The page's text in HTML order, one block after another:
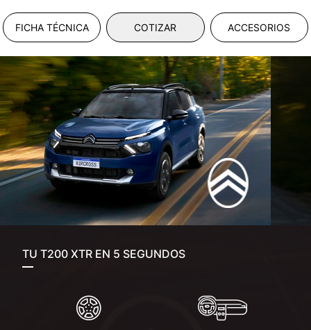
FICHA TÉCNICA COTIZAR ACCESORIOS
TU T200 XTR EN 5 SEGUNDOS